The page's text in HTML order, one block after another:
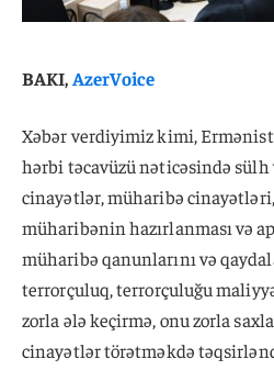
BAKI,AzerVoice
Xəbər verdiyimiz kimi,
hərbi təcavüzü nəticəsində sülh
cinayətlər, müharibə
müharibənin hazırlanması və
müharibə qanunlarını və
terrorçuluq, terrorçuluğu
zorla ələ keçirmə, onu zorla
cinayətlər törətməkdə